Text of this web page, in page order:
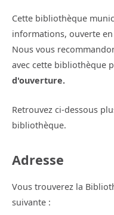
Cette bibliothèque
informations, ouverte en
Nous vous
avec cette bibliothèque
d'ouverture.
Retrouvez ci-dessous
bibliothèque.
Adresse
Vous trouverez la
suivante :